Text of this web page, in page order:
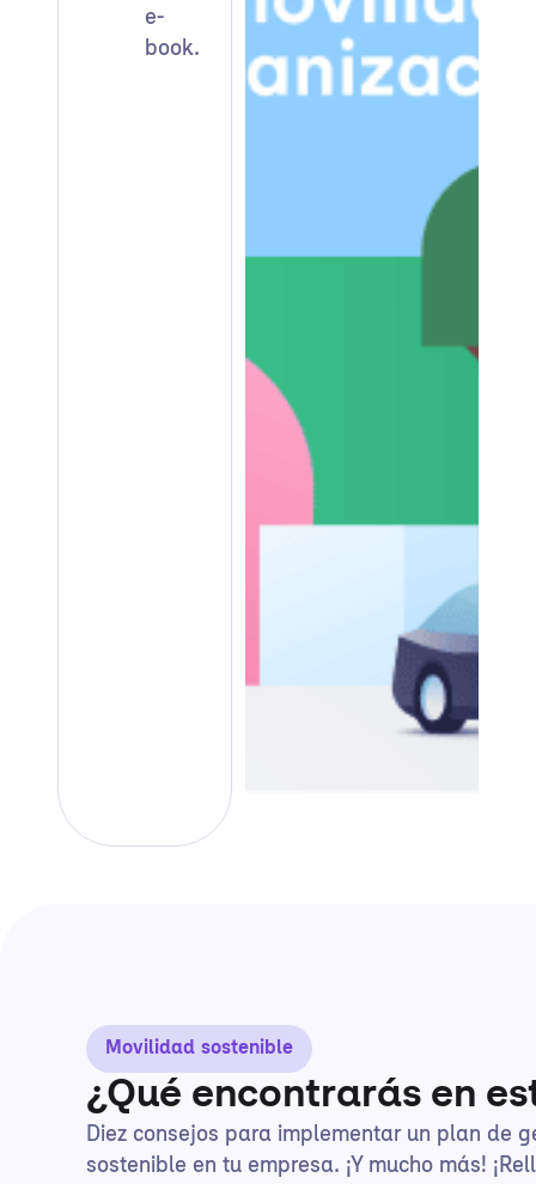
e-
book.
Movilidad sostenible
¿Qué encontrarás en
Diez consejos para implementar un plan de
sostenible en tu empresa. ¡Y mucho más!